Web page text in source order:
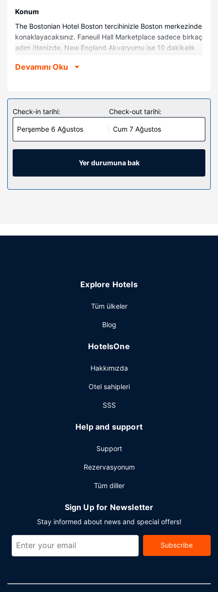
Konum
The Bostonian Hotel Boston tercihinizle Boston merkezinde
konaklayacaksınız. Faneuil Hall Marketplace sadece birkaç
adım ötenizde, New England Akvaryumu ise 10 dakikalık
ile 0,9 km (0,6 mi) ve TD Bahçesi ile 0,9 km (0,6 mi)
201 odada minibar ve düz ekran televizyon mevcuttur.
Misafirlerimize ücretsiz kablolu ve kablosuz internet
sunulmaktadır. Misafirlerimizin iyi vakit geçirebilmesi için
şifreli televizyon kanalları vardır. Özel banyoda lüks
banyo/kozmetik ürünleri ve saç kurutma makinesi vardır.
Misafirlerimize emanet kasası, masa ve telefon ile ücretsiz
manzaranın tadını çıkartabilir. Bu otelde ayrıca kablosuz
Restoranda yemek servisi yapılıyor, ayrıca otelde belirli
misafirlerimize içecek servisi yapılmaktadır.
temizleme/çamaşır yıkama servisi mevcuttur. Bu otelde
Devamını Oku
Check-in tarihi:
Perşembe 6 Ağustos
Check-out tarihi:
Cum 7 Ağustos
Yer durumuna bak
Explore Hotels
Tüm ülkeler
Blog
HotelsOne
Hakkımızda
Otel sahipleri
SSS
Help and support
Support
Rezervasyonum
Tüm diller
Sign Up for Newsletter
Stay informed about news and special offers!
Subscribe